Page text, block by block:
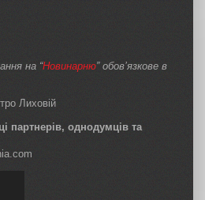
на “Новинарню” обов’язкове в
Лиховій
партнерів, однодумців та